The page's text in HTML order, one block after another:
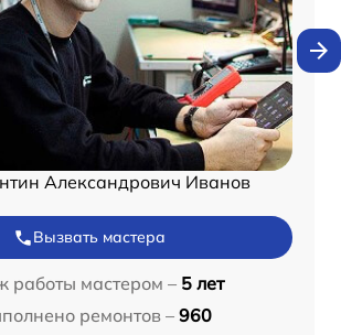
Александрович Иванов
Вызвать мастера
работы мастером – 5 лет
ремонтов – 960